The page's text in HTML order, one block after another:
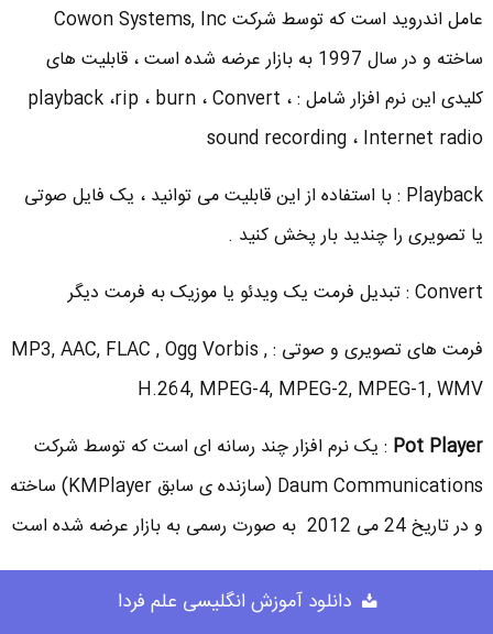
عامل اندروید است که توسط شرکت Cowon Systems, Inc
ساخته و در سال 1997 به بازار عرضه شده است ، قابلیت های
کلیدی این نرم افزار شامل : playback ،rip ، burn ، Convert ،
sound recording ، Internet radio
Playback : با استفاده از این قابلیت می توانید ، یک فایل صوتی
یا تصویری را چندید بار پخش کنید .
Convert : تبدیل فرمت یک ویدئو یا موزیک به فرمت دیگر
فرمت های تصویری و صوتی : MP3, AAC, FLAC , Ogg Vorbis ,
H.264, MPEG-4, MPEG-2, MPEG-1, WMV
Pot Player : یک نرم افزار چند رسانه ای است که توسط شرکت
Daum Communications (سازنده ی سابق KMPlayer) ساخته
و در تاریخ 24 می 2012 به صورت رسمی به بازار عرضه شده است
.
دانلود آموزش انگلیسی علم فردا